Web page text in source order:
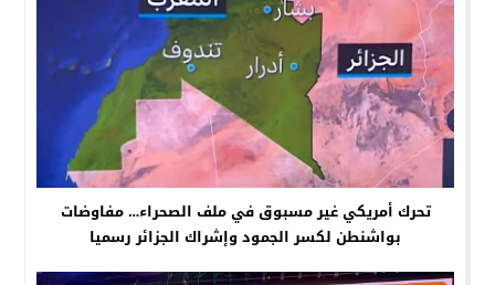
تحرك أمريكي غير مسبوق في ملف الصحراء… مفاوضات
بواشنطن لكسر الجمود وإشراك الجزائر رسميا